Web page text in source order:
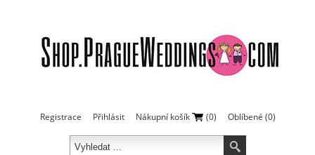
Registrace Přihlásit Nákupní košík (0) Oblíbené (0)